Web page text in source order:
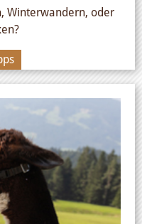
Winterwandern, oder